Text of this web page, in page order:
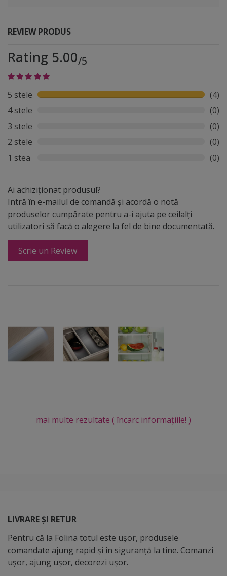
REVIEW PRODUS
Rating 5.00/5
5 stele
(4)
4 stele
(0)
3 stele
(0)
2 stele
(0)
1 stea
(0)
Ai achiziționat produsul?
Intră în e-mailul de comandă și acordă o notă
produselor cumpărate pentru a-i ajuta pe ceilalți
utilizatori să facă o alegere la fel de bine documentată.
Scrie un Review
mai multe rezultate ( încarc informațiile! )
LIVRARE ȘI RETUR
Pentru că la Folina totul este ușor, produsele
comandate ajung rapid și în siguranță la tine. Comanzi
ușor, ajung ușor, decorezi ușor.